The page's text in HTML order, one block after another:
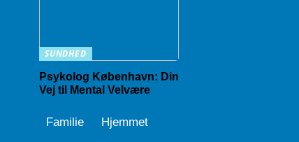
SUNDHED
Psykolog København: Din
Vej til Mental Velvære
Familie Hjemmet